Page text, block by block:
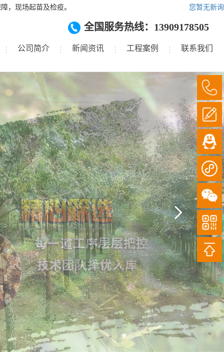
，现场起苗及检疫。 您暂无新
公司简介 新闻资讯 工程案例 联系我们
全国服务热线：13909178505